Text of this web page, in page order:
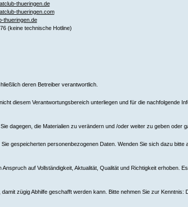
thueringen.de
thueringen.com
thueringen.de
(keine technische Hotline)
deren Betreiber verantwortlich.
diesem Verantwortungsbereich unterliegen und für die nachfolgende
dagegen, die Materialien zu verändern und /oder weiter zu geben oder
gespeicherten personenbezogenen Daten. Wenden Sie sich dazu bitte
auf Vollständigkeit, Aktualität, Qualität und Richtigkeit erhoben.
zügig Abhilfe geschafft werden kann. Bitte nehmen Sie zur Kenntnis: